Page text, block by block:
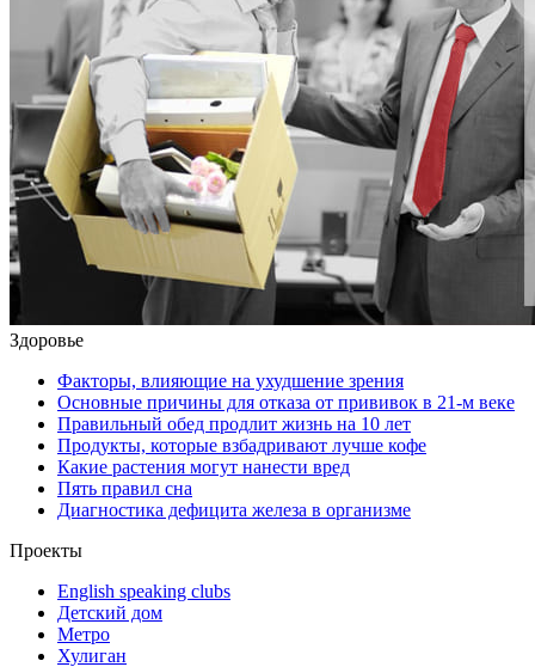
Здоровье
Факторы, влияющие на ухудшение зрения
Основные причины для отказа от прививок в 21-м веке
Правильный обед продлит жизнь на 10 лет
Продукты, которые взбадривают лучше кофе
Какие растения могут нанести вред
Пять правил сна
Диагностика дефицита железа в организме
Проекты
English speaking clubs
Детский дом
Метро
Хулиган